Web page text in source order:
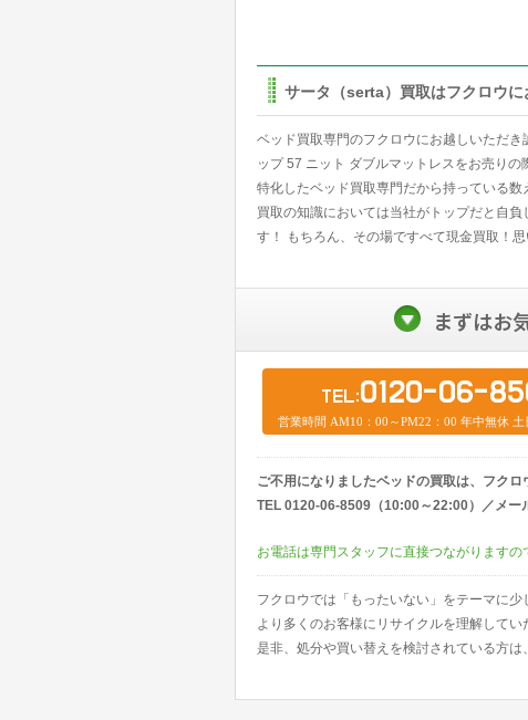
サータ（serta）買取はフクロウに
ベッド買取専門のフクロウにお越しいただ
ップ 57 ニット ダブルマットレスをお売り
特化したベッド買取専門だから持っている数
買取の知識においては当社がトップだと自
す！ もちろん、その場ですべて現金買取！
まずはお
TEL:0120-06-
営業時間 AM10：00～PM22：00 年中無休 土
ご不用になりましたベッドの買取は、フクロ
TEL 0120-06-8509（10:00～22:00）／メー
お電話は専門スタッフに直接つながりますの
フクロウでは「もったいない」をテーマに
より多くのお客様にリサイクルを理解してい
是非、処分や買い替えを検討されている方は